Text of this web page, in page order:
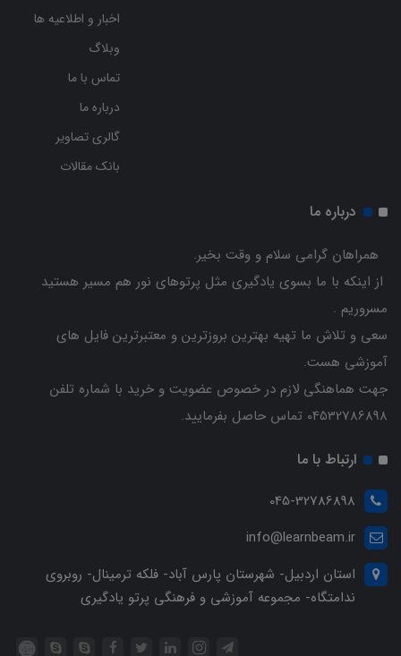
اخبار و اطلاعیه ها
وبلاگ
تماس با ما
درباره ما
گالری تصاویر
بانک مقالات
درباره ما
همراهان گرامی سلام و وقت بخیر.
از اینکه با ما بسوی یادگیری مثل پرتوهای نور هم مسیر هستید
مسروریم .
سعی و تلاش ما تهیه بهترین بروزترین و معتبرترین فایل های
آموزشی هست.
جهت هماهنگی لازم در خصوص عضویت و خرید با شماره تلفن
04532786898 تماس حاصل بفرمایید.
ارتباط با ما
045-32786898
info@learnbeam.ir
استان اردبیل- شهرستان پارس آباد- فلکه ترمینال- روبروی
ندامتگاه- مجموعه آموزشی و فرهنگی پرتو یادگیری